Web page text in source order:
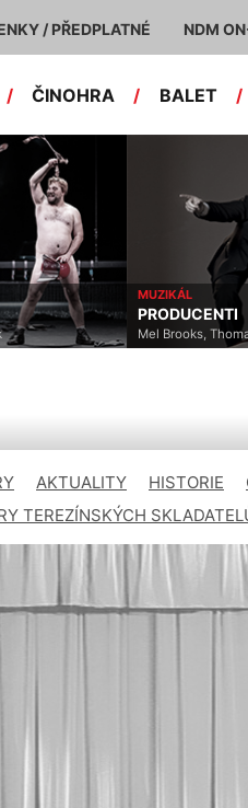
/ PŘEDPLATNÉ NDM
/ ČINOHRA / BALET /
MUZIKÁL
PRODUCENTI
Mel Brooks,
AKTUALITY HISTORIE
TEREZÍNSKÝCH